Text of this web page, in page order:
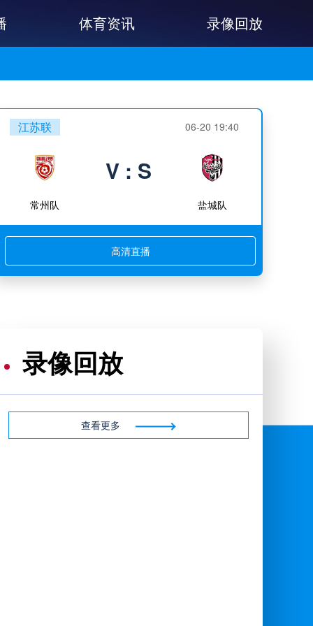
体育资讯 录像回放
江苏联 06-20 19:40
常州队
V : S
盐城队
高清直播
录像回放
查看更多